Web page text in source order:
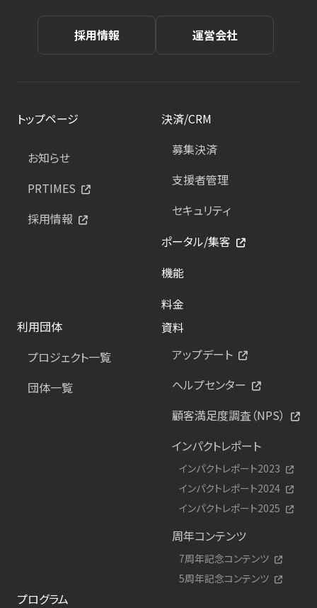
採用情報 運営会社
トップページ
お知らせ
PRTIMES
採用情報
決済/CRM
募集決済
支援者管理
セキュリティ
ポータル/集客
機能
料金
利用団体
プロジェクト一覧
団体一覧
資料
アップデート
ヘルプセンター
顧客満足度調査（NPS）
インパクトレポート
インパクトレポート2023
インパクトレポート2024
インパクトレポート2025
周年コンテンツ
7周年記念コンテンツ
5周年記念コンテンツ
プログラム